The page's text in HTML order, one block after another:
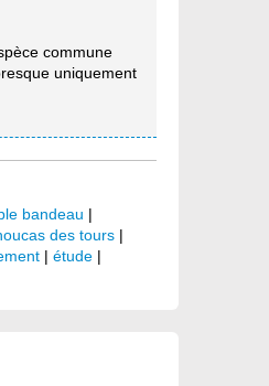
commune
uniquement
bandeau |
des tours |
| étude |